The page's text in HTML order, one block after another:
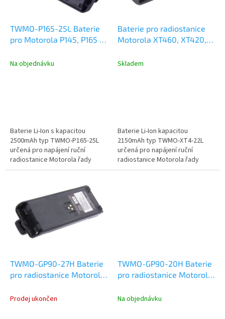
TWMO-P165-25L Baterie
pro Motorola P145, P165 a
Na objednávku
Baterie Li-Ion s kapacitou
2500mAh typ TWMO-P165-25L
určená pro napájení ruční
radiostanice Motorola řady
P145, P165 a P185.
Baterie pro radiostanice
Motorola XT460, XT420,
TWMO-XT4-22L
Skladem
Baterie Li-Ion kapacitou
2150mAh typ TWMO-XT4-22L
určená pro napájení ruční
radiostanice Motorola řady
XT420, XT460.
TWMO-GP90-27H Baterie
pro radiostanice Motorola
7,5V 2700mAh
Prodej ukončen
TWMO-GP90-20H Baterie
pro radiostanice Motorola
7,5V 2000mAh
Na objednávku